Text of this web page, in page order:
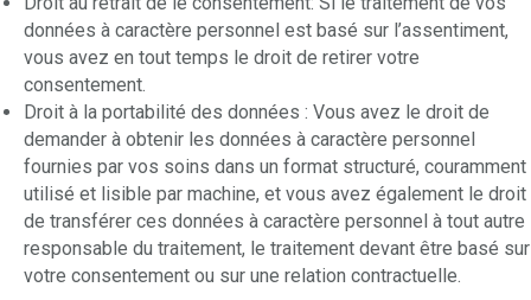
données à caractère personnel est basé sur l’assentiment,
vous avez en tout temps le droit de retirer votre
consentement.
Droit à la portabilité des données : Vous avez le droit de
demander à obtenir les données à caractère personnel
fournies par vos soins dans un format structuré, couramment
utilisé et lisible par machine, et vous avez également le droit
de transférer ces données à caractère personnel à tout autre
responsable du traitement, le traitement devant être basé sur
votre consentement ou sur une relation contractuelle.